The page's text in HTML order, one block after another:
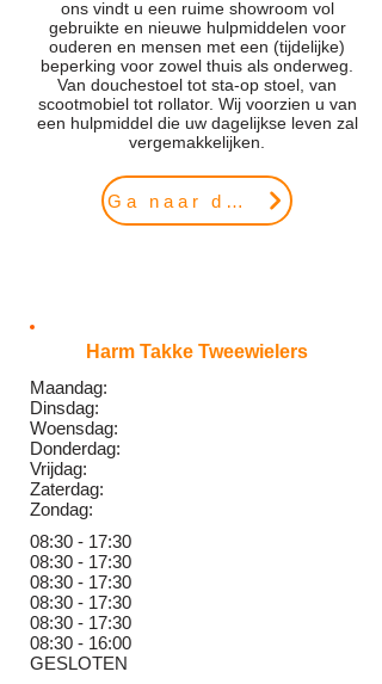
ons vindt u een ruime showroom vol
gebruikte en nieuwe hulpmiddelen voor
ouderen en mensen met een (tijdelijke)
beperking voor zowel thuis als onderweg.
Van douchestoel tot sta-op stoel, van
scootmobiel tot rollator. Wij voorzien u van
een hulpmiddel die uw dagelijkse leven zal
vergemakkelijken.
Ga naar de website
Harm Takke Tweewielers
Maandag:
Dinsdag:
Woensdag:
Donderdag:
Vrijdag:
Zaterdag:
Zondag:
08:30 - 17:30
08:30 - 17:30
08:30 - 17:30
08:30 - 17:30
08:30 - 17:30
08:30 - 16:00
GESLOTEN